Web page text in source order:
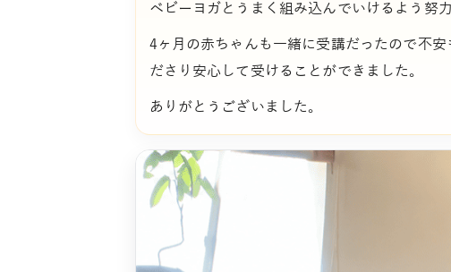
ベビーヨガとうまく組み込んでいけるよう努
4ヶ月の赤ちゃんも一緒に受講だったので不
ださり安心して受けることができました。
ありがとうございました。